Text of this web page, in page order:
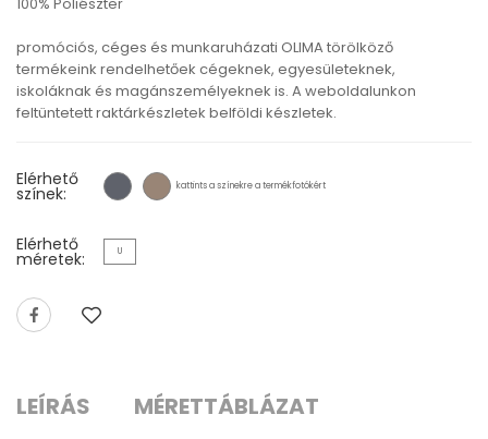
100% Poliészter
promóciós, céges és munkaruházati OLIMA törölköző
termékeink rendelhetőek cégeknek, egyesületeknek,
iskoláknak és magánszemélyeknek is. A weboldalunkon
feltüntetett raktárkészletek belföldi készletek.
Elérhető
színek: kattints a színekre a termékfotókért
Elérhető
méretek: U
LEÍRÁS
MÉRETTÁBLÁZAT